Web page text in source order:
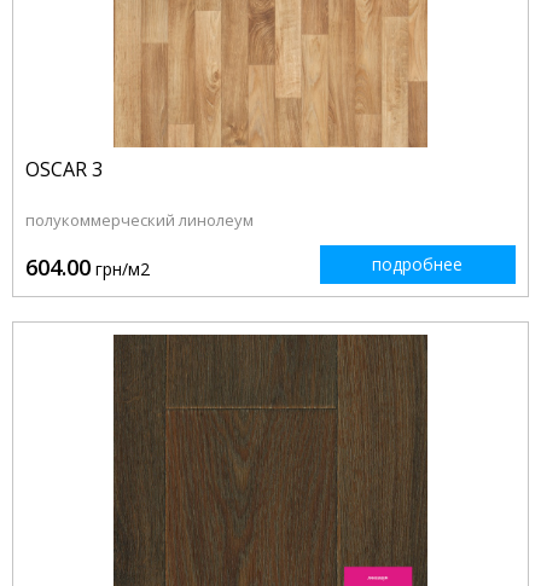
OSCAR 3
полукоммерческий линолеум
604.00 грн/м2 подробнее